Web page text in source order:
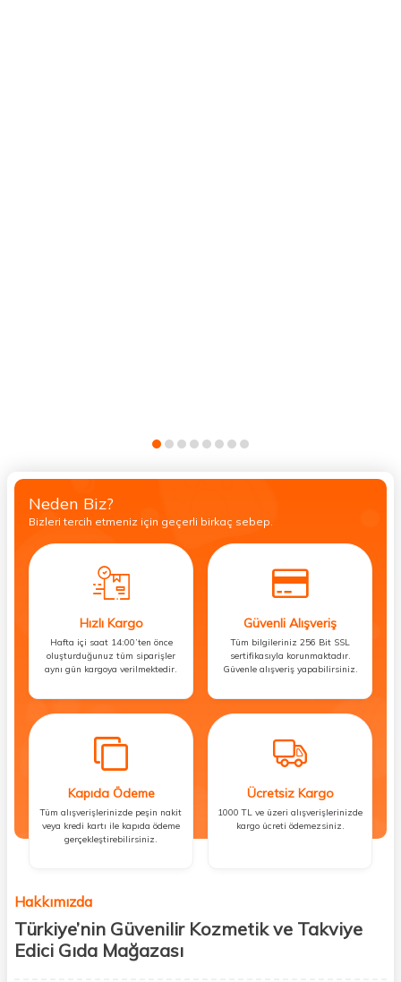
Neden Biz?
Bizleri tercih etmeniz için geçerli birkaç sebep.
Hızlı Kargo
Hafta içi saat 14:00’ten önce
oluşturduğunuz tüm siparişler
aynı gün kargoya verilmektedir.
Güvenli Alışveriş
Tüm bilgileriniz 256 Bit SSL
sertifikasıyla korunmaktadır.
Güvenle alışveriş yapabilirsiniz.
Kapıda Ödeme
Tüm alışverişlerinizde peşin nakit
veya kredi kartı ile kapıda ödeme
gerçekleştirebilirsiniz.
Ücretsiz Kargo
1000 TL ve üzeri alışverişlerinizde
kargo ücreti ödemezsiniz.
Hakkımızda
Türkiye’nin Güvenilir Kozmetik ve Takviye
Edici Gıda Mağazası